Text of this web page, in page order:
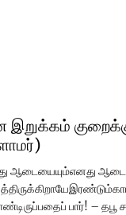
இறுக்கம்
ஆடையையும்எனது
பார்! – தபூ